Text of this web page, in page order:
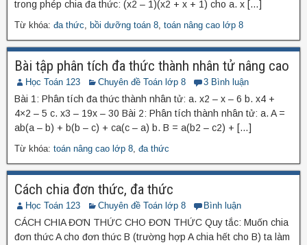
trong phép chia đa thức: (x2 – 1)(x2 + x + 1) cho a. x […]
Từ khóa: đa thức, bồi dưỡng toán 8, toán nâng cao lớp 8
Bài tập phân tích đa thức thành nhân tử nâng cao
Học Toán 123 Chuyên đề Toán lớp 8 3 Bình luận
Bài 1: Phân tích đa thức thành nhân tử: a. x2 – x – 6 b. x4 +
4×2 – 5 c. x3 – 19x – 30 Bài 2: Phân tích thành nhân tử: a. A =
ab(a – b) + b(b – c) + ca(c – a) b. B = a(b2 – c2) + […]
Từ khóa: toán nâng cao lớp 8, đa thức
Cách chia đơn thức, đa thức
Học Toán 123 Chuyên đề Toán lớp 8 Bình luận
CÁCH CHIA ĐƠN THỨC CHO ĐƠN THỨC Quy tắc: Muốn chia
đơn thức A cho đơn thức B (trường hợp A chia hết cho B) ta làm